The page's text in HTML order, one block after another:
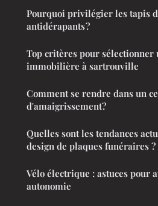
Pourquoi privilégier les tapis
antidérapants ?
Top critères pour sélectionner
immobilière à sartrouville
Comment se rendre dans un
d'amaigrissement?
Quelles sont les tendances
design de plaques funéraires ?
Vélo électrique : astuces pour
autonomie